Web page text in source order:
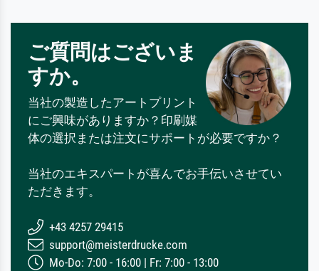
ご質問はございま
すか。
当社の製造したアートプリント
にご興味がありますか？印刷媒
体の選択または注文にサポートが必要ですか？
当社のエキスパートが喜んでお手伝いさせてい
ただきます。
+43 4257 29415
support@meisterdrucke.com
Mo-Do: 7:00 - 16:00 | Fr: 7:00 - 13:00